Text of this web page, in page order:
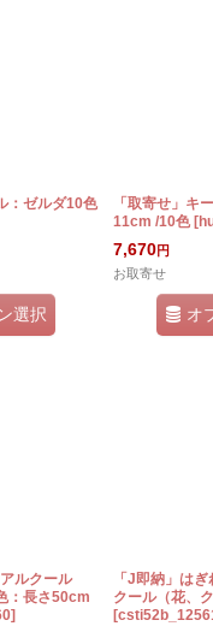
：ゼルダ10色
選択
「取寄せ」キ
11cm /10色 [
7,670円
お取寄せ
オ
ルクール
：長さ50cm
]
「J即納」は
クール（花、
[